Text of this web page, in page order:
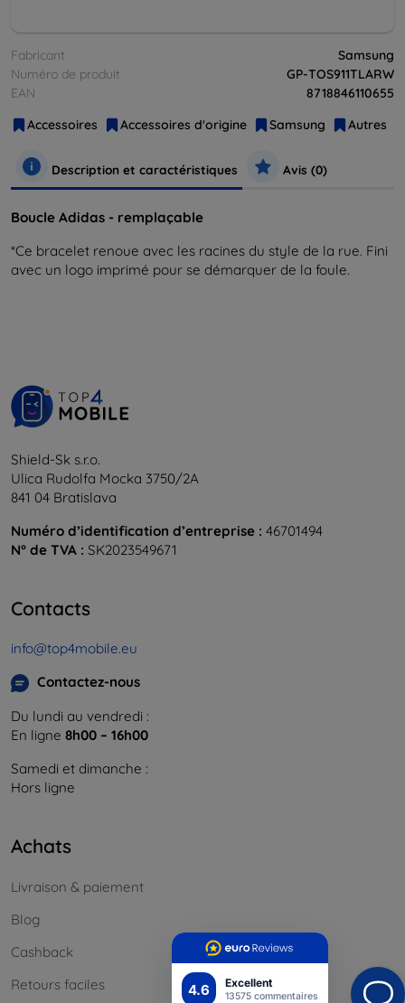
4.6 Excellent
13575 commentaires
Fabricant
Samsung
Numéro de produit
GP-TOS911TLARW
EAN
8718846110655
Accessoires
Accessoires d'origine Samsung Autres
Description et caractéristiques Avis (0)
Boucle Adidas - remplaçable
*Ce bracelet renoue avec les racines du style de la rue. Fini
avec un logo imprimé pour se démarquer de la foule.
Shield-Sk s.r.o.
Ulica Rudolfa Mocka 3750/2A
841 04 Bratislava
Numéro d’identification d’entreprise : 46701494
N° de TVA : SK2023549671
Contacts
info@top4mobile.eu
Contactez-nous
Du lundi au vendredi :
En ligne 8h00 – 16h00
Samedi et dimanche :
Hors ligne
Achats
Livraison & paiement
Blog
Cashback
Retours faciles